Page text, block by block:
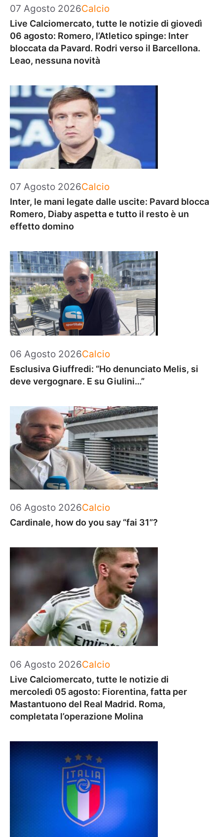
07 Agosto 2026Categorie
Calcio
Live Calciomercato, tutte le notizie di giovedì
06 agosto: Romero, l’Atletico spinge: Inter
bloccata da Pavard. Rodri verso il Barcellona.
Leao, nessuna novità
07 Agosto 2026Categorie
Calcio
Inter, le mani legate dalle uscite: Pavard blocca
Romero, Diaby aspetta e tutto il resto è un
effetto domino
06 Agosto 2026Categorie
Calcio
Esclusiva Giuffredi: “Ho denunciato Melis, si
deve vergognare. E su Giulini…”
06 Agosto 2026Categorie
Calcio
Cardinale, how do you say “fai 31”?
06 Agosto 2026Categorie
Calcio
Live Calciomercato, tutte le notizie di
mercoledì 05 agosto: Fiorentina, fatta per
Mastantuono del Real Madrid. Roma,
completata l’operazione Molina